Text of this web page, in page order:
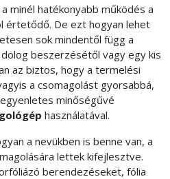
minél hatékonyabb működés a
értetődő. De ezt hogyan lehet
sok mindentől függ a
beszerzésétől vagy egy kis
az biztos, hogy a termelési
a csomagolást gyorsabbá,
minőségűvé
használatával.
a nevükben is benne van, a
lettek kifejlesztve.
berendezéseket, fólia